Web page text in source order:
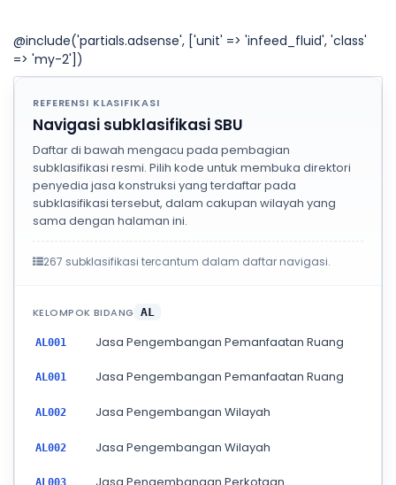
@include('partials.adsense', ['unit' => 'infeed_fluid', 'class'
=> 'my-2'])
REFERENSI KLASIFIKASI
Navigasi subklasifikasi SBU
Daftar di bawah mengacu pada pembagian
subklasifikasi resmi. Pilih kode untuk membuka direktori
penyedia jasa konstruksi yang terdaftar pada
subklasifikasi tersebut, dalam cakupan wilayah yang
sama dengan halaman ini.
267 subklasifikasi tercantum dalam daftar navigasi.
KELOMPOK BIDANG AL
AL001 Jasa Pengembangan Pemanfaatan Ruang
AL001 Jasa Pengembangan Pemanfaatan Ruang
AL002 Jasa Pengembangan Wilayah
AL002 Jasa Pengembangan Wilayah